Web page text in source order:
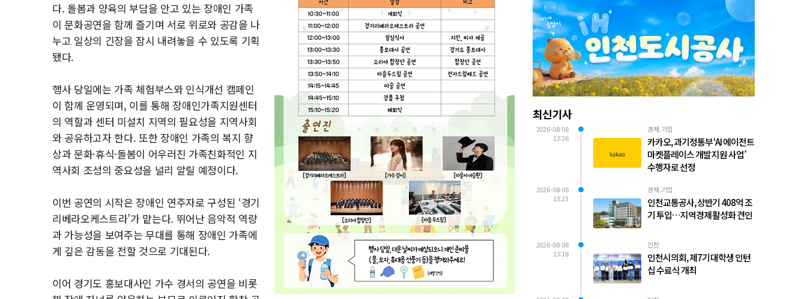
다. 돌봄과 양육의 부담을 안고 있는 장애인 가족
이 문화공연을 함께 즐기며 서로 위로와 공감을 나
누고 일상의 긴장을 잠시 내려놓을 수 있도록 기획
됐다.
행사 당일에는 가족 체험부스와 인식개선 캠페인
이 함께 운영되며, 이를 통해 장애인가족지원센터
의 역할과 센터 미설치 지역의 필요성을 지역사회
와 공유하고자 한다. 또한 장애인 가족의 복지 향
상과 문화·휴식·돌봄이 어우러진 가족친화적인 지
역사회 조성의 중요성을 널리 알릴 예정이다.
이번 공연의 시작은 장애인 연주자로 구성된 ‘경기
리베라오케스트라’가 맡는다. 뛰어난 음악적 역량
과 가능성을 보여주는 무대를 통해 장애인 가족에
게 깊은 감동을 전할 것으로 기대된다.
이어 경기도 홍보대사인 가수 경서의 공연을 비롯
최신기사
2026-08-08
13:26
경제.기업
카카오, 과기정통부 ‘AI 에이전트
마켓플레이스 개발 지원 사업’
수행자로 선정
2026-08-08
13:23
경제.기업
인천교통공사, 상반기 408억 조
기 투입…지역경제 활성화 견인
2026-08-08
13:18
인천
인천시의회, 제7기 대학생 인턴
십 수료식 개최